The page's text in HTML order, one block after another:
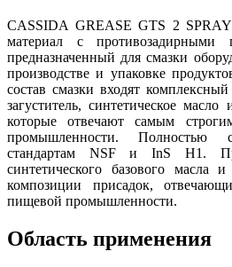
CASSIDA GREASE GTS 2
материал с противозадирными
предназначенный для смазки
производстве и упаковке
состав смазки входят
загуститель, синтетическое
которые отвечают самым
промышленности. Полностью
стандартам NSF и InS H1.
синтетического базового масла
композиции присадок,
пищевой промышленности.
Область применения